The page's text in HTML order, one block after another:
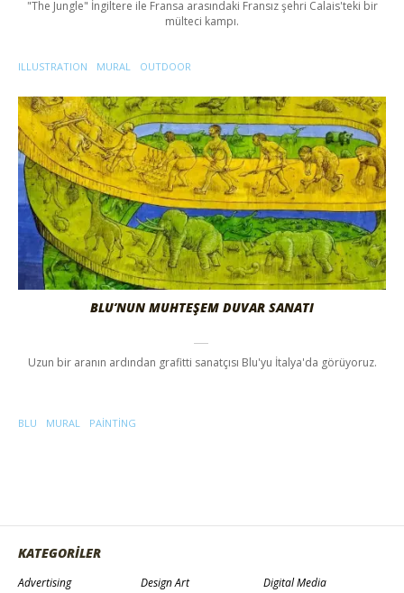
"The Jungle" İngiltere ile Fransa arasındaki Fransız şehri Calais'teki bir
mülteci kampı.
ILLUSTRATION MURAL OUTDOOR
BLU’NUN MUHTEŞEM DUVAR SANATI
Uzun bir aranın ardından grafitti sanatçısı Blu'yu İtalya'da görüyoruz.
BLU MURAL PAINTING
KATEGORİLER
Advertising
Design Art
Digital Media